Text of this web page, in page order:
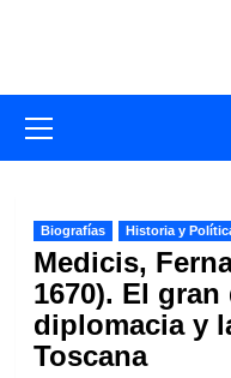
primario
Biografías Historia y
Medicis,
1670). El
diplomacia y
Toscana